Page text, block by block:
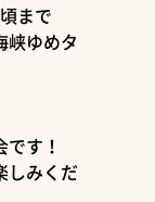
まで
峡ゆめタ
す！
しみくだ